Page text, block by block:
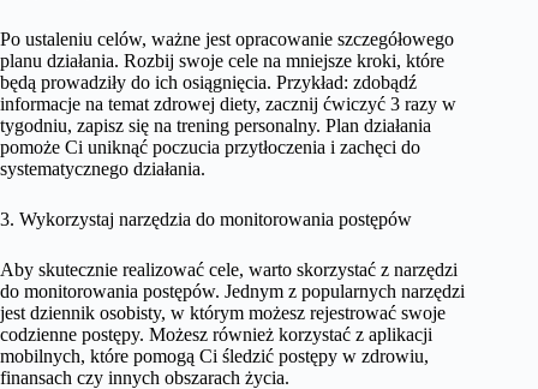
Po ustaleniu celów, ważne jest opracowanie szczegółowego
planu działania. Rozbij swoje cele na mniejsze kroki, które
będą prowadziły do ich osiągnięcia. Przykład: zdobądź
informacje na temat zdrowej diety, zacznij ćwiczyć 3 razy w
tygodniu, zapisz się na trening personalny. Plan działania
pomoże Ci uniknąć poczucia przytłoczenia i zachęci do
systematycznego działania.
3. Wykorzystaj narzędzia do monitorowania postępów
Aby skutecznie realizować cele, warto skorzystać z narzędzi
do monitorowania postępów. Jednym z popularnych narzędzi
jest dziennik osobisty, w którym możesz rejestrować swoje
codzienne postępy. Możesz również korzystać z aplikacji
mobilnych, które pomogą Ci śledzić postępy w zdrowiu,
finansach czy innych obszarach życia.